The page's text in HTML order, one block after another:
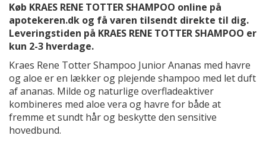
Køb KRAES RENE TOTTER SHAMPOO online på
apotekeren.dk og få varen tilsendt direkte til dig.
Leveringstiden på KRAES RENE TOTTER SHAMPOO er
kun 2-3 hverdage.
Kraes Rene Totter Shampoo Junior Ananas med havre
og aloe er en lækker og plejende shampoo med let duft
af ananas. Milde og naturlige overfladeaktiver
kombineres med aloe vera og havre for både at
fremme et sundt hår og beskytte den sensitive
hovedbund.